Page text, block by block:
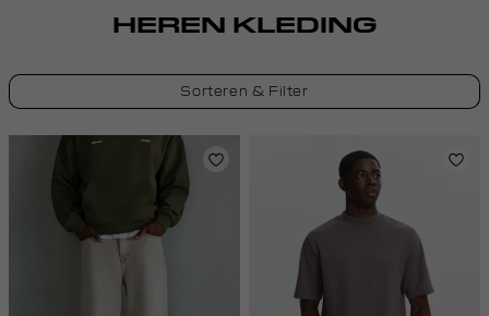
HEREN KLEDING
Sorteren & Filter